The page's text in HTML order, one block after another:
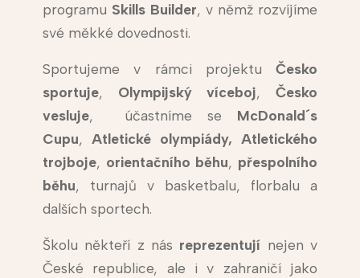
programu Skills Builder, v němž rozvíjíme
své měkké dovednosti.
Sportujeme v rámci projektuČesko
sportuje, Olympijský víceboj,Česko
vesluje, účastníme se McDonald´s
Cupu, Atletické olympiády, Atletického
trojboje, orientačního běhu, přespolního
běhu, turnajů v basketbalu, florbalu a
dalších sportech.
Školu někteří z nás reprezentují nejen v
České republice, ale i v zahraničí jako